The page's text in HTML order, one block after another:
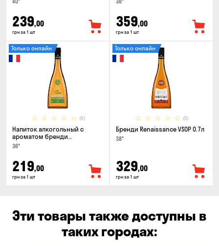
40°
239,00
грн за 1 шт
38°
359,00
грн за 1 шт
(0)
Только онлайн
Напиток алкогольный с
ароматом бренди
Renaissance Cinamon & Apple
36°
219,00
грн за 1 шт
(0)
Только онлайн
Бренди Renaissance VSOP 0.7л
38°
329,00
грн за 1 шт
Эти товары также доступны в
таких городах: